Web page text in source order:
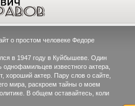
о простом человеке Федоре
в 1947 году в Куйбышеве. Один
однофамильцев известного актера,
хороший актер. Пару слов о сайте,
мира, раскроем тайны о моем
В общем оставайтесь, коли